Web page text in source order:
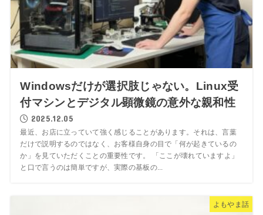
Windowsだけが選択肢じゃない。Linux受
付マシンとデジタル顕微鏡の意外な親和性
2025.12.05
最近、お店に立っていて強く感じることがあります。それは、言葉
だけで説明するのではなく、お客様自身の目で「何が起きているの
か」を見ていただくことの重要性です。 「ここが壊れていますよ」
と口で言うのは簡単ですが、実際の基板の...
よもやま話